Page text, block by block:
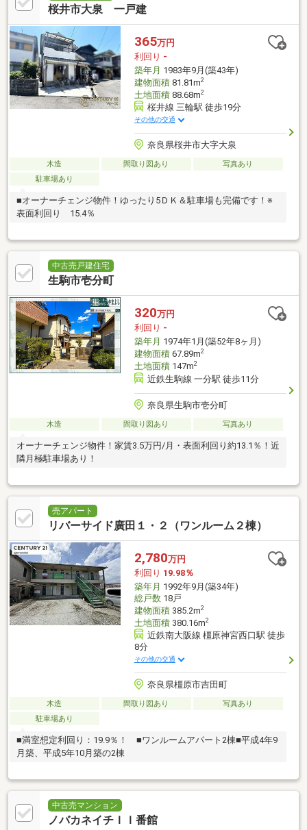
桜井市大泉 一戸建
365万円
利回り -
築年月 1983年9月(築43年)
建物面積81.81m2
土地面積88.68m2
桜井線 三輪駅 徒歩19分
その他の交通
奈良県桜井市大字大泉
木造 間取り図あり
写真あり
駐車場あり
■オーナーチェンジ物件！ゆったり5ＤＫ＆駐車場も完備です！※
表面利回り 15.4％
中古売戸建住宅
生駒市壱分町
320万円
利回り -
築年月 1974年1月(築52年8ヶ月)
建物面積67.89m2
土地面積147m2
近鉄生駒線 一分駅 徒歩11分
奈良県生駒市壱分町
木造 間取り図あり 写真あり
オーナーチェンジ物件！家賃3.5万円/月・表面利回り約13.1％！近
隣月極駐車場あり！
売アパート
リバーサイド廣田１・２（ワンルーム２棟）
2,780万円
利回り 19.98％
築年月 1992年9月(築34年)
総戸数18戸
建物面積385.2m2
土地面積380.16m2
近鉄南大阪線 橿原神宮西口駅 徒歩
8分
その他の交通
奈良県橿原市吉田町
木造 間取り図あり
写真あり
駐車場あり
■満室想定利回り：19.9％！ ■ワンルームアパート2棟■平成4年9
月築、平成5年10月築の2棟
中古売マンション
ノバカネイチＩＩ番館